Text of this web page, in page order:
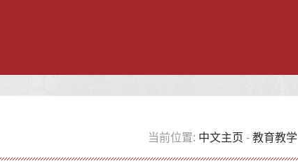
当前位置: 中文主页 -教育教学